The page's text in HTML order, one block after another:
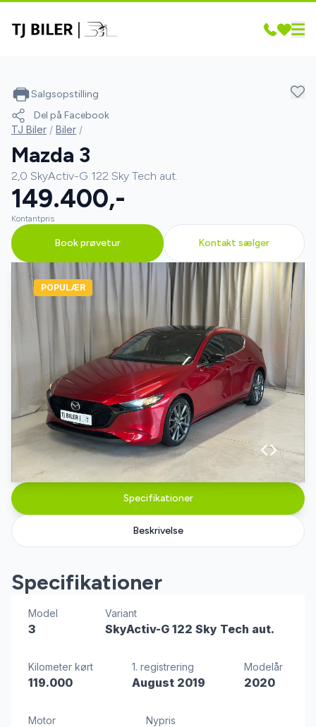
POPULÆR
Specifikationer
Beskrivelse
Specifikationer
Model
3
Variant
SkyActiv-G 122 Sky Tech aut.
Kilometer kørt
119.000
1. registrering
August 2019
Modelår
2020
Motor Nypris
Salgsopstilling
Del på Facebook
TJ Biler / Biler /
Mazda 3
2,0 SkyActiv-G 122 Sky Tech aut.
149.400,-
Kontantpris
Book prøvetur Kontakt sælger